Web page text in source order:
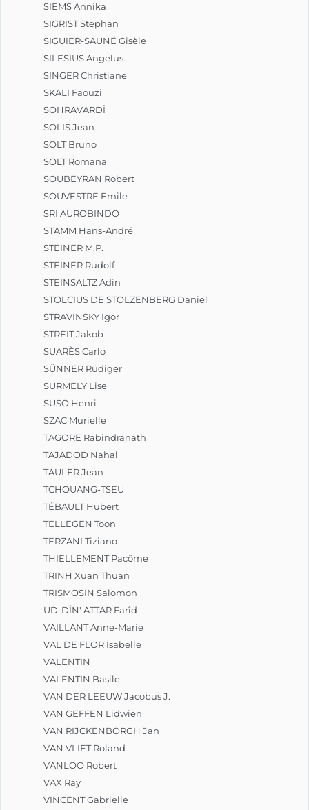
SIEMS Annika
SIGRIST Stephan
SIGUIER-SAUNÉ Gisèle
SILESIUS Angelus
SINGER Christiane
SKALI Faouzi
SOHRAVARDÎ
SOLIS Jean
SOLT Bruno
SOLT Romana
SOUBEYRAN Robert
SOUVESTRE Emile
SRI AUROBINDO
STAMM Hans-André
STEINER M.P.
STEINER Rudolf
STEINSALTZ Adin
STOLCIUS DE STOLZENBERG Daniel
STRAVINSKY Igor
STREIT Jakob
SUARÈS Carlo
SÜNNER Rüdiger
SURMELY Lise
SUSO Henri
SZAC Murielle
TAGORE Rabindranath
TAJADOD Nahal
TAULER Jean
TCHOUANG-TSEU
TÉBAULT Hubert
TELLEGEN Toon
TERZANI Tiziano
THIELLEMENT Pacôme
TRINH Xuan Thuan
TRISMOSIN Salomon
UD-DÎN' ATTAR Farîd
VAILLANT Anne-Marie
VAL DE FLOR Isabelle
VALENTIN
VALENTIN Basile
VAN DER LEEUW Jacobus J.
VAN GEFFEN Lidwien
VAN RIJCKENBORGH Jan
VAN VLIET Roland
VANLOO Robert
VAX Ray
VINCENT Gabrielle